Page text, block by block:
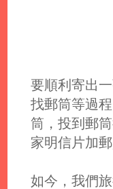
要順利寄出
找郵筒等過
筒，投到郵
家明信片加
如今，我們